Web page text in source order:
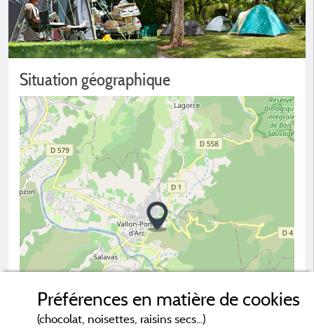
Situation géographique
Préférences en matière de cookies
(chocolat, noisettes, raisins secs...)